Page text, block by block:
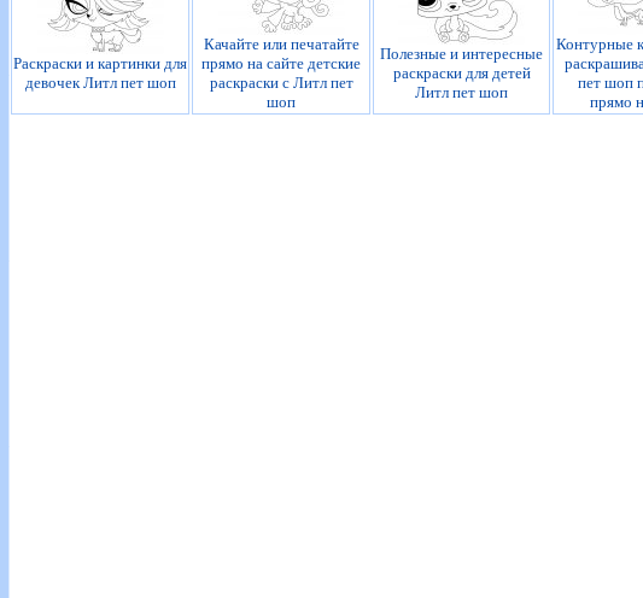
Раскраски и картинки для
девочек Литл пет шоп
Качайте или печатайте
прямо на сайте детские
раскраски с Литл пет
шоп
Полезные и интересные
раскраски для детей
Литл пет шоп
Контурные
пет шоп
прямо